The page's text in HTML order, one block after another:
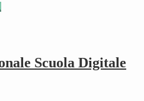
Scuola Digitale